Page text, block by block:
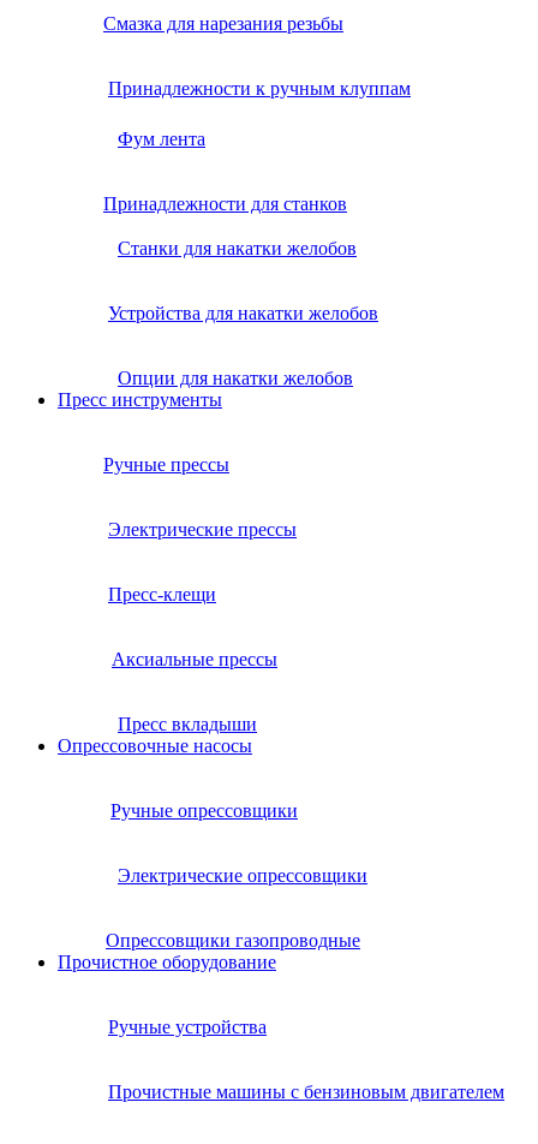
Смазка для нарезания резьбы
Принадлежности к ручным клуппам
Фум лента
Принадлежности для станков
Станки для накатки желобов
Устройства для накатки желобов
Опции для накатки желобов
Пресс инструменты
Ручные прессы
Электрические прессы
Пресс-клещи
Аксиальные прессы
Пресс вкладыши
Опрессовочные насосы
Ручные опрессовщики
Электрические опрессовщики
Опрессовщики газопроводные
Прочистное оборудование
Ручные устройства
Прочистные машины с бензиновым двигателем